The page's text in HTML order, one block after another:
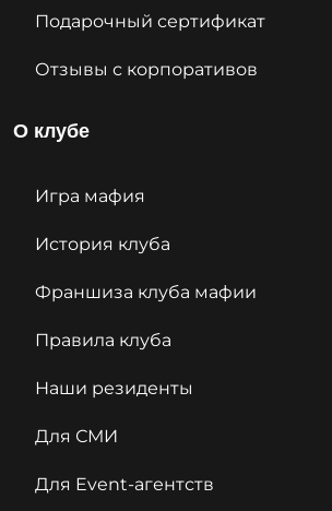
Подарочный сертификат
Отзывы с корпоративов
О клубе
Игра мафия
История клуба
Франшиза клуба мафии
Правила клуба
Наши резиденты
Для СМИ
Для Event-агентств